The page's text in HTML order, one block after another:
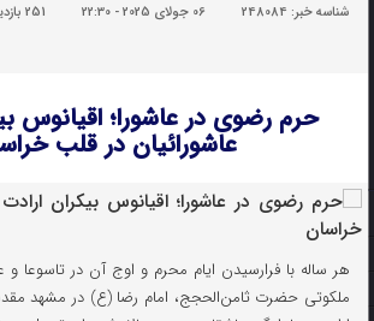
شناسه خبر:248084 06 جولای 2025 - 22:30 251 بازدید
حرم رضوی در عاشورا؛ اقیانوس
عاشورائیان در قلب
هر ساله با فرارسیدن ایام محرم و اوج آن در تاسوعا و
ملکوتی حضرت ثامن‌الحجج، امام رضا (ع) در مشهد